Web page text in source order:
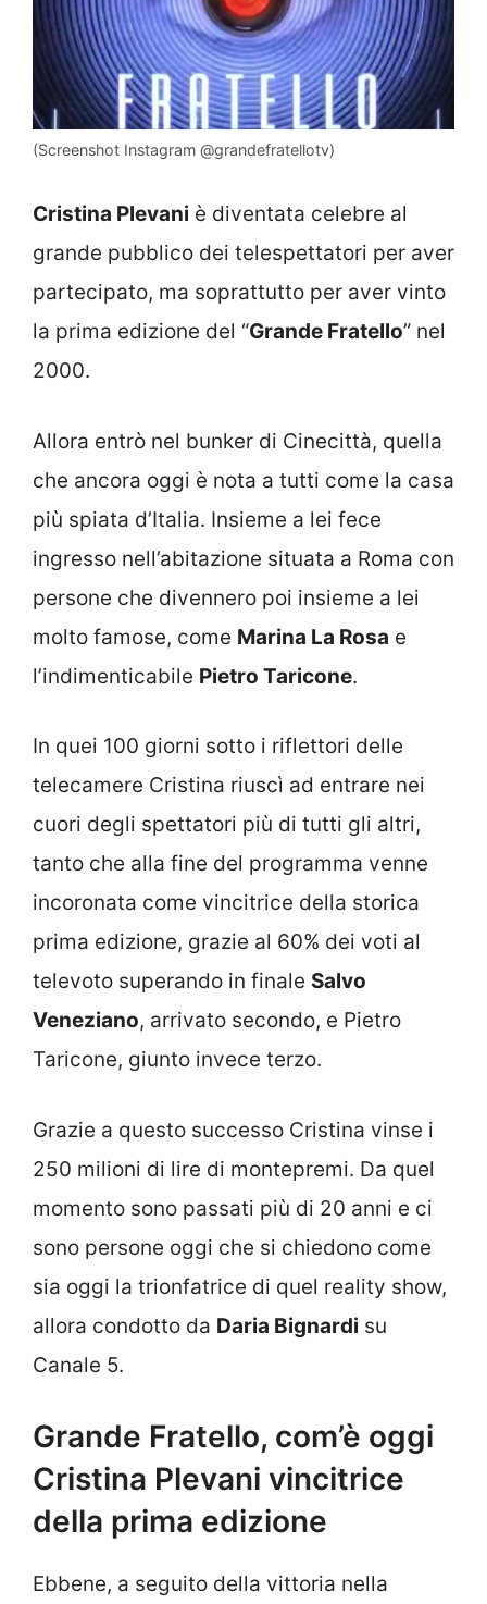
(Screenshot Instagram @grandefratellotv)
Cristina Plevani è diventata celebre al
grande pubblico dei telespettatori per aver
partecipato, ma soprattutto per aver vinto
la prima edizione del “Grande Fratello” nel
2000.
Allora entrò nel bunker di Cinecittà, quella
che ancora oggi è nota a tutti come la casa
più spiata d’Italia. Insieme a lei fece
ingresso nell’abitazione situata a Roma con
persone che divennero poi insieme a lei
molto famose, come Marina La Rosa e
l’indimenticabile Pietro Taricone.
In quei 100 giorni sotto i riflettori delle
telecamere Cristina riuscì ad entrare nei
cuori degli spettatori più di tutti gli altri,
tanto che alla fine del programma venne
incoronata come vincitrice della storica
prima edizione, grazie al 60% dei voti al
televoto superando in finale Salvo
Veneziano, arrivato secondo, e Pietro
Taricone, giunto invece terzo.
Grazie a questo successo Cristina vinse i
250 milioni di lire di montepremi. Da quel
momento sono passati più di 20 anni e ci
sono persone oggi che si chiedono come
sia oggi la trionfatrice di quel reality show,
allora condotto da Daria Bignardi su
Canale 5.
Grande Fratello, com’è oggi
Cristina Plevani vincitrice
della prima edizione
Ebbene, a seguito della vittoria nella